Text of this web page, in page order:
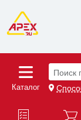
Каталог
Поиск